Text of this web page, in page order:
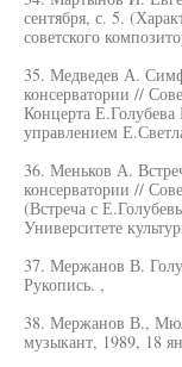
сентября, с. 5.
советского
35. Медведев А.
консерватории //
Концерта
управлением
36. Меньков А.
консерватории //
(Встреча с
Университете
37. Мержанов В.
Рукопись. ,
38. Мержанов В.,
музыкант, 1989, 18